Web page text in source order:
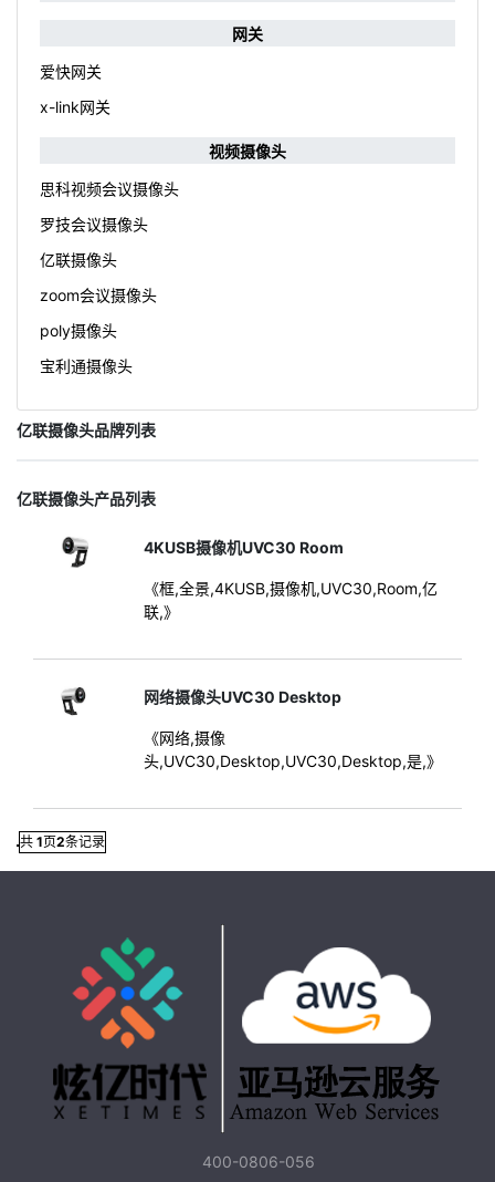
网关
爱快网关
x-link网关
视频摄像头
思科视频会议摄像头
罗技会议摄像头
亿联摄像头
zoom会议摄像头
poly摄像头
宝利通摄像头
亿联摄像头品牌列表
亿联摄像头产品列表
4KUSB摄像机UVC30 Room
《框,全景,4KUSB,摄像机,UVC30,Room,亿
联,》
网络摄像头UVC30 Desktop
《网络,摄像
头,UVC30,Desktop,UVC30,Desktop,是,》
共 1页2条记录
400-0806-056